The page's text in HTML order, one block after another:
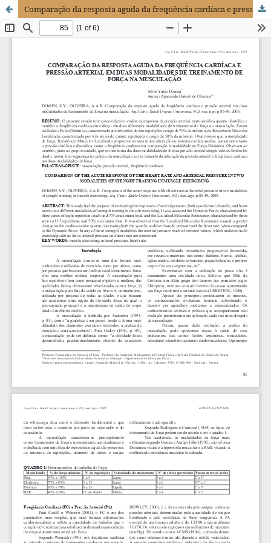
Comparação da resposta aguda da freqüência cardíaca e pressão arterial em duas modalidades de treinamento de força na musculação